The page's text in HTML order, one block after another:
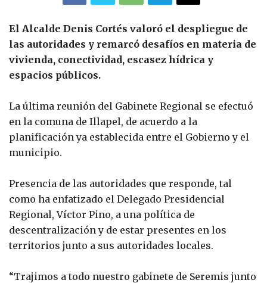
El Alcalde Denis Cortés valoró el despliegue de
las autoridades y remarcó desafíos en materia de
vivienda, conectividad, escasez hídrica y
espacios públicos.
La última reunión del Gabinete Regional se efectuó
en la comuna de Illapel, de acuerdo a la
planificación ya establecida entre el Gobierno y el
municipio.
Presencia de las autoridades que responde, tal
como ha enfatizado el Delegado Presidencial
Regional, Víctor Pino, a una política de
descentralización y de estar presentes en los
territorios junto a sus autoridades locales.
“Trajimos a todo nuestro gabinete de Seremis junto